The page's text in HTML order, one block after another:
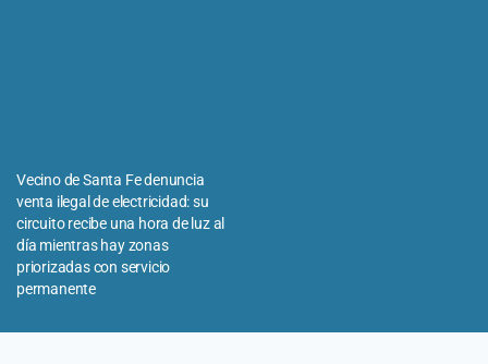
Vecino de Santa Fe denuncia
venta ilegal de electricidad: su
circuito recibe una hora de luz al
día mientras hay zonas
priorizadas con servicio
permanente